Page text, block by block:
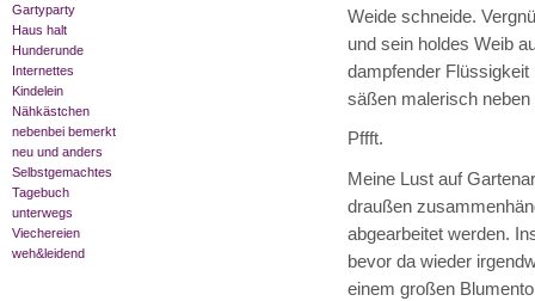
Gartyparty
Haus halt
Hunderunde
Internettes
Kindelein
Nähkästchen
nebenbei bemerkt
neu und anders
Selbstgemachtes
Tagebuch
unterwegs
Viechereien
weh&leidend
Weide schneide.
und sein holdes Weib
dampfender
säßen malerisch
Pffft.
Meine Lust auf
draußen
abgearbeitet werden.
bevor da wieder
einem großen